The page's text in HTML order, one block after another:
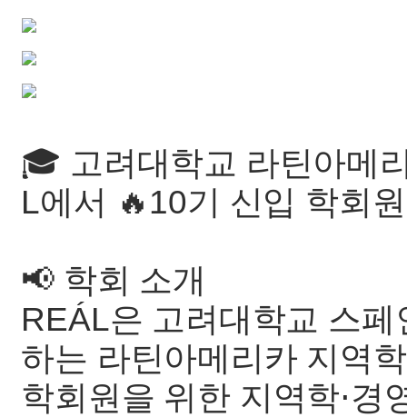
🎓 고려대학교 라틴아메
L에서 🔥10기 신입 학회
📢 학회 소개
REÁL은 고려대학교 스
하는 라틴아메리카 지역
학회원을 위한 지역학⋅경